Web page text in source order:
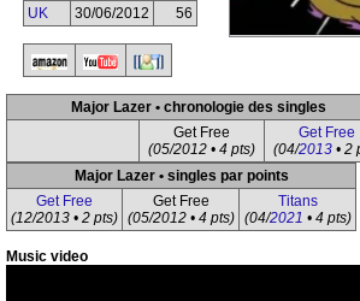
UK
30/06/2012 56
Major Lazer • chronologie des singles
Get Free
(05/2012 • 4 pts)
Get Free
(04/2013 • 2
Major Lazer • singles par points
Get Free
(12/2013 • 2 pts)
Get Free
(05/2012 • 4 pts)
Titans
(04/2021 • 4 pts)
Music video